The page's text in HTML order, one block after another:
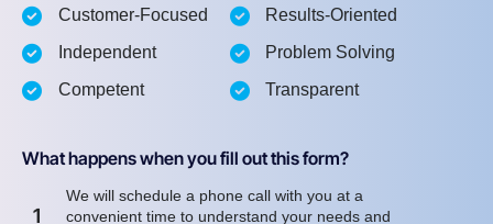
Customer-Focused
Independent
Competent
Results-Oriented
Problem Solving
Transparent
What happens when you fill out this form?
1
We will schedule a phone call with you at a
convenient time to understand your needs and